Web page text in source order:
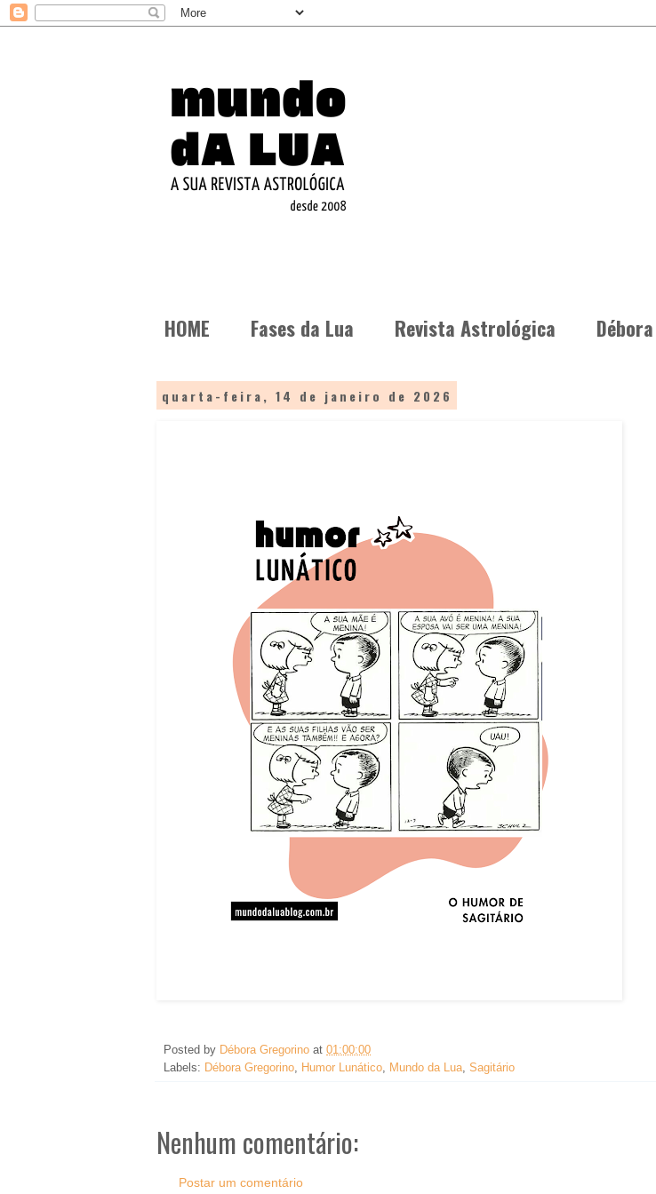
HOME Fases da Lua Revista Astrológica
quarta-feira, 14 de janeiro de 2026
Posted by Débora Gregorino at 01:00:00
Labels: Débora Gregorino Humor Lunático Mundo da Lua Sagitário
Nenhum comentário:
Postar um comentário